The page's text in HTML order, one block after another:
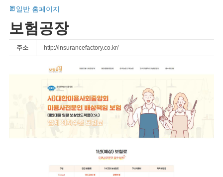
일반 홈페이지
보험공장
주소 http://insurancefactory.co.kr/